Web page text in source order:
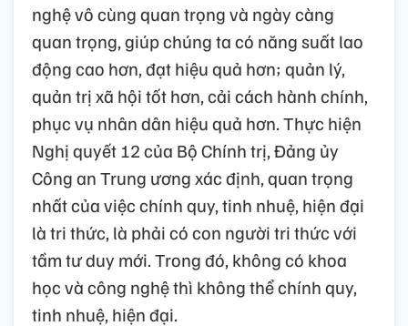
nghệ vô cùng quan trọng và ngày càng
quan trọng, giúp chúng ta có năng suất lao
động cao hơn, đạt hiệu quả hơn; quản lý,
quản trị xã hội tốt hơn, cải cách hành chính,
phục vụ nhân dân hiệu quả hơn. Thực hiện
Nghị quyết 12 của Bộ Chính trị, Đảng ủy
Công an Trung ương xác định, quan trọng
nhất của việc chính quy, tinh nhuệ, hiện đại
là tri thức, là phải có con người tri thức với
tầm tư duy mới. Trong đó, không có khoa
học và công nghệ thì không thể chính quy,
tinh nhuệ, hiện đại.